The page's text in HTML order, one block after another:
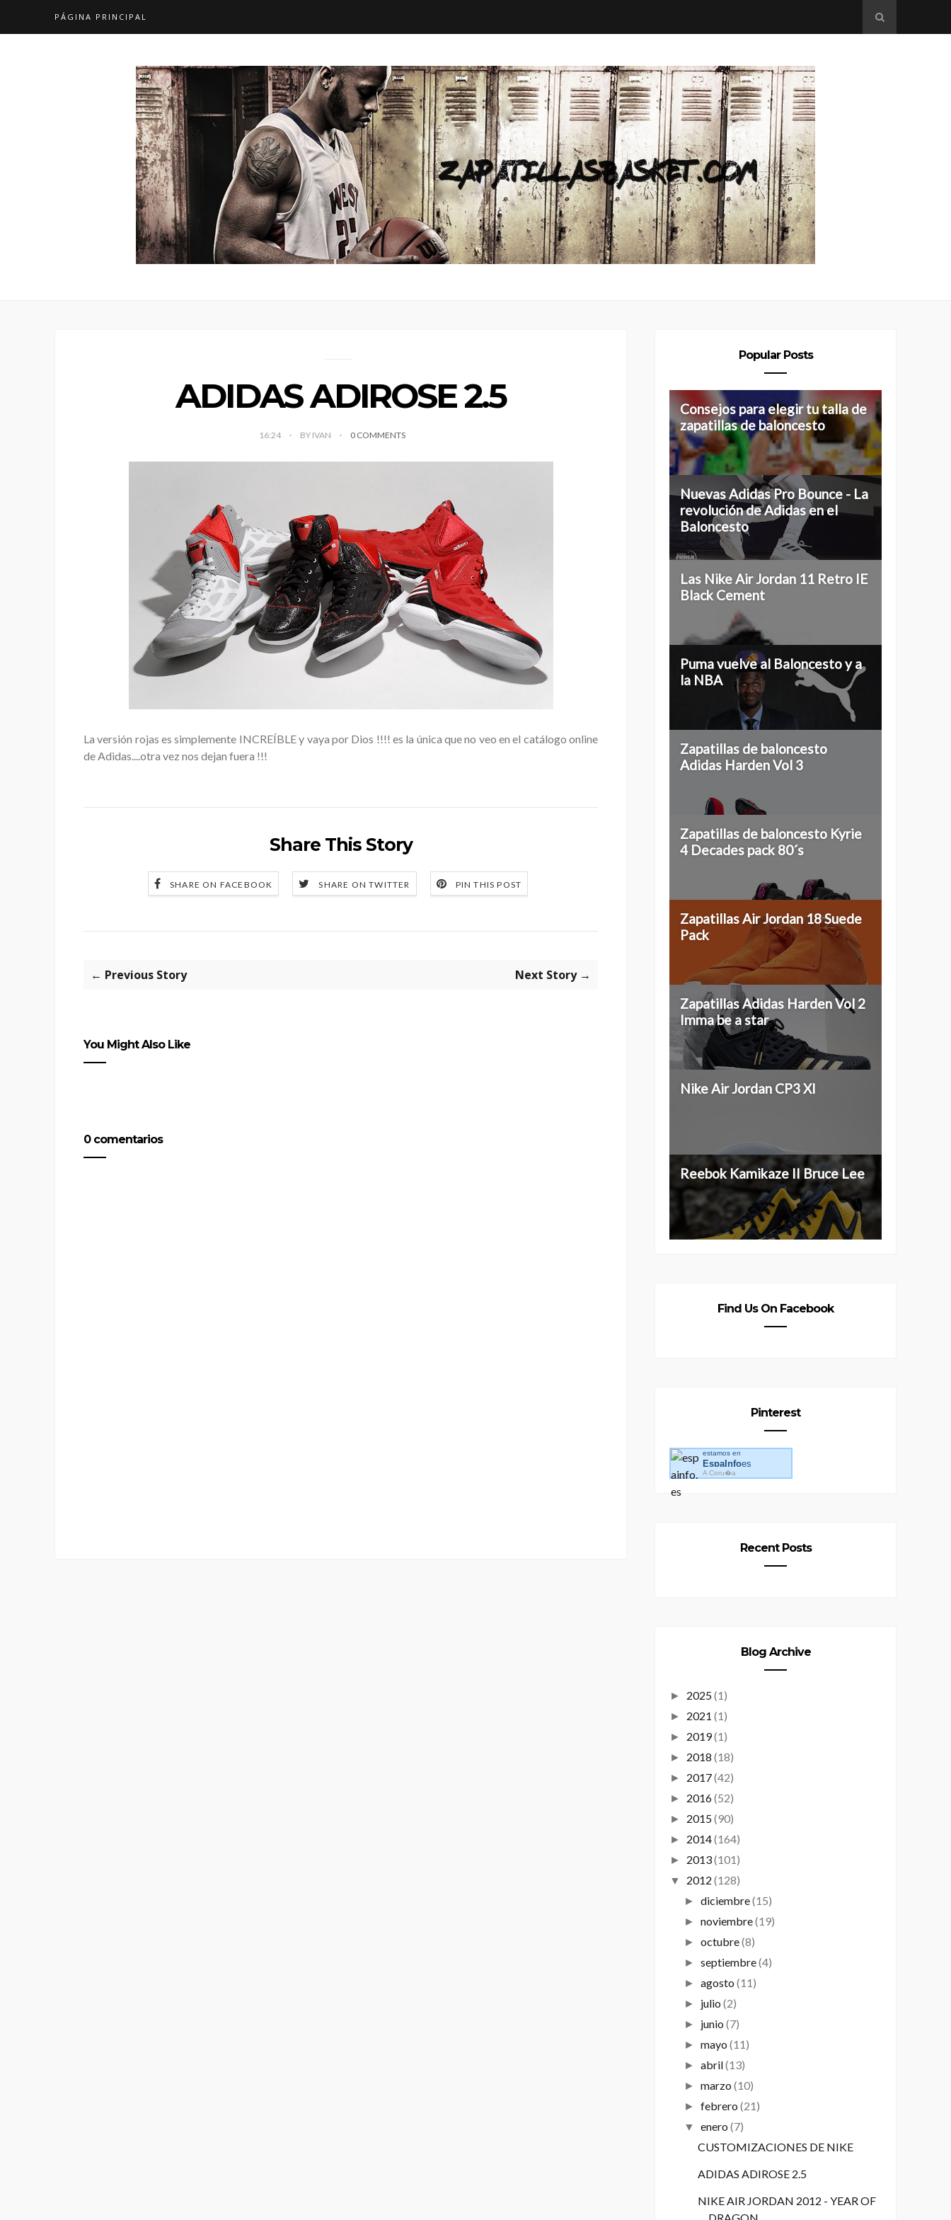
PÁGINA PRINCIPAL
ADIDAS ADIROSE 2.5
16:24 BY IVAN 0 COMMENTS
La versión rojas es simplemente INCREÍBLE y vaya por Dios !!!! es la única que no veo en el catálogo online
de Adidas....otra vez nos dejan fuera !!!
Share This Story
SHARE ON FACEBOOK SHARE ON TWITTER PIN THIS POST
← Previous Story Next Story →
You Might Also Like
0 comentarios
Popular Posts
Consejos para elegir tu talla de
zapatillas de baloncesto
Nuevas Adidas Pro Bounce - La
revolución de Adidas en el
Baloncesto
Las Nike Air Jordan 11 Retro IE
Black Cement
Puma vuelve al Baloncesto y a
la NBA
Zapatillas de baloncesto
Adidas Harden Vol 3
Zapatillas de baloncesto Kyrie
4 Decades pack 80´s
Zapatillas Air Jordan 18 Suede
Pack
Zapatillas Adidas Harden Vol 2
Imma be a star
Nike Air Jordan CP3 XI
Reebok Kamikaze II Bruce Lee
Find Us On Facebook
Pinterest
estamos en
EspaInfoes
A Coru�a
Recent Posts
Blog Archive
► 2025(1)
► 2021 (1)
► 2019(1)
► 2018 (18)
► 2017(42)
► 2016(52)
► 2015(90)
► 2014(164)
► 2013(101)
▼ 2012 (128)
► diciembre(15)
► noviembre(19)
► octubre(8)
► septiembre(4)
► agosto (11)
► julio (2)
► junio (7)
► mayo (11)
► abril(13)
► marzo (10)
► febrero (21)
▼ enero (7)
CUSTOMIZACIONES DE NIKE
ADIDAS ADIROSE 2.5
NIKE AIR JORDAN 2012 - YEAR OF